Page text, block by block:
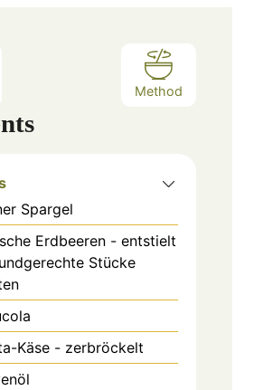
Method
Spargel
Erdbeeren - entstielt
Stücke
Käse - zerbröckelt